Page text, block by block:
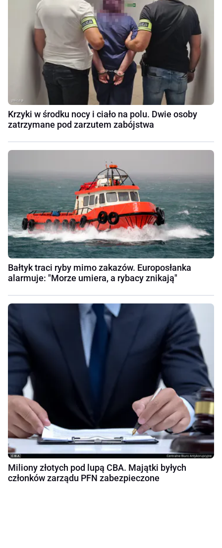
Krzyki w środku nocy i ciało na polu. Dwie osoby
zatrzymane pod zarzutem zabójstwa
Bałtyk traci ryby mimo zakazów. Europosłanka
alarmuje: "Morze umiera, a rybacy znikają"
Miliony złotych pod lupą CBA. Majątki byłych
członków zarządu PFN zabezpieczone